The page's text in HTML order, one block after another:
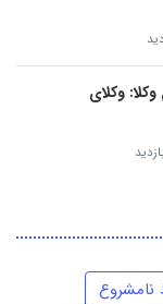
وکلای
نامشروع